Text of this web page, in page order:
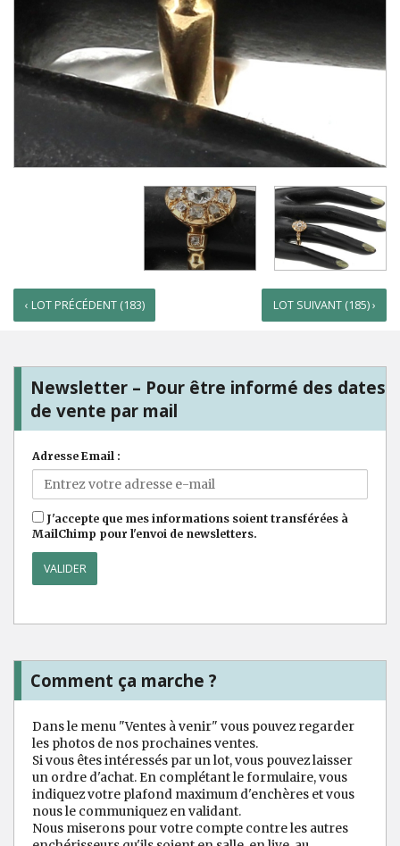
‹ LOT PRÉCÉDENT (183) LOT SUIVANT (185) ›
Newsletter – Pour être informé des dates
de vente par mail
Adresse Email :
J'accepte que mes informations soient transférées à
MailChimp pour l'envoi de newsletters.
Comment ça marche ?
Dans le menu "Ventes à venir" vous pouvez regarder
les photos de nos prochaines ventes.
Si vous êtes intéressés par un lot, vous pouvez laisser
un ordre d'achat. En complétant le formulaire, vous
indiquez votre plafond maximum d'enchères et vous
nous le communiquez en validant.
Nous miserons pour votre compte contre les autres